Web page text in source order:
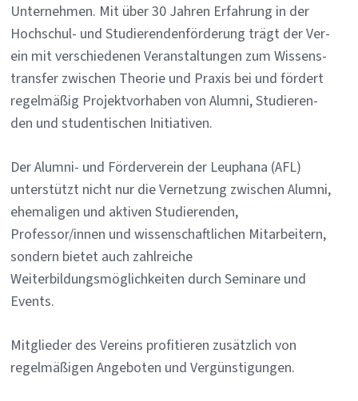
Un­ter­neh­men. Mit über 30 Jah­ren Er­fah­rung in der
Hoch­schul- und Stu­die­ren­denförde­rung trägt der Ver­
ein mit ver­schie­de­nen Ver­an­stal­tun­gen zum Wis­sens­
trans­fer zwi­schen Theo­rie und Pra­xis bei und fördert
re­gelmäßig Pro­jekt­vor­ha­ben von Alum­ni, Stu­die­ren­
den und stu­den­ti­schen In­itia­ti­ven.
Der Alumni- und Förderverein der Leuphana (AFL)
unterstützt nicht nur die Vernetzung zwischen Alumni,
ehemaligen und aktiven Studierenden,
Professor/innen und wissenschaftlichen Mitarbeitern,
sondern bietet auch zahlreiche
Weiterbildungsmöglichkeiten durch Seminare und
Events.
Mitglieder des Vereins profitieren zusätzlich von
regelmäßigen Angeboten und Vergünstigungen.